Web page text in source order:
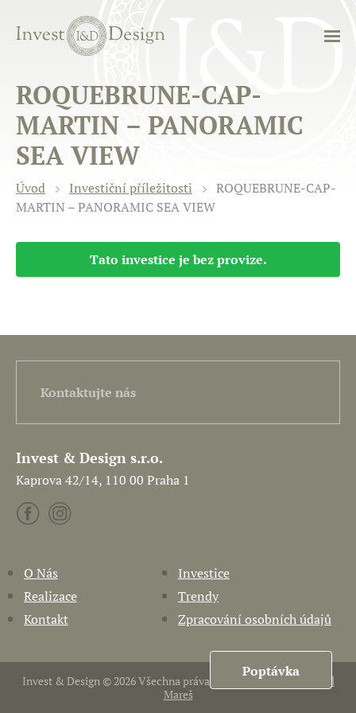
ROQUEBRUNE-CAP-
MARTIN – PANORAMIC
SEA VIEW
Úvod Investiční příležitosti
ROQUEBRUNE-CAP-
MARTIN – PANORAMIC SEA VIEW
Tato investice je bez provize.
Kontaktujte nás
Invest & Design s.r.o.
Kaprova 42/14, 110 00 Praha 1
O Nás
Investice
Realizace
Trendy
Kontakt
Zpracování osobních údajů
Invest & Design © 2026 Všechna práva vyhrazena. Vytvořil
Pavel
Mareš
Poptávka